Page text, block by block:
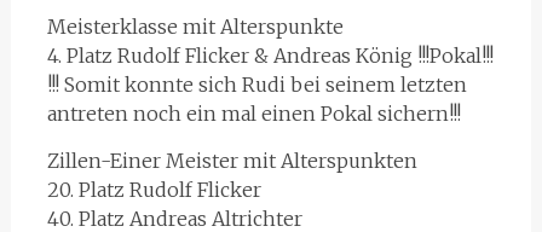
Meisterklasse mit Alterspunkte
4. Platz Rudolf Flicker & Andreas König !!!Pokal!!!
!!! Somit konnte sich Rudi bei seinem letzten
antreten noch ein mal einen Pokal sichern!!!
Zillen-Einer Meister mit Alterspunkten
20. Platz Rudolf Flicker
40. Platz Andreas Altrichter